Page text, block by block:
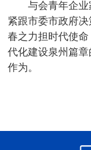
与会青年企业
紧跟市委市政府
春之力担时代使
代化建设泉州篇
作为。